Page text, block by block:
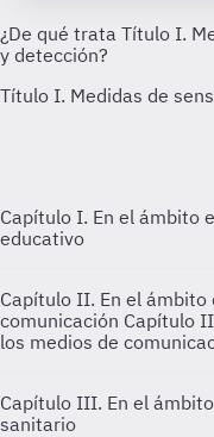
Capítulo I. En el ámbito
educativo
Capítulo II. En el ámbito
comunicación Capítulo
los medios de
Capítulo III. En el
sanitario